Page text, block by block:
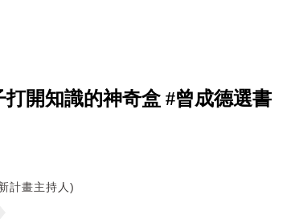
打開知識的神奇盒 #曾成德選書
計畫主持人)